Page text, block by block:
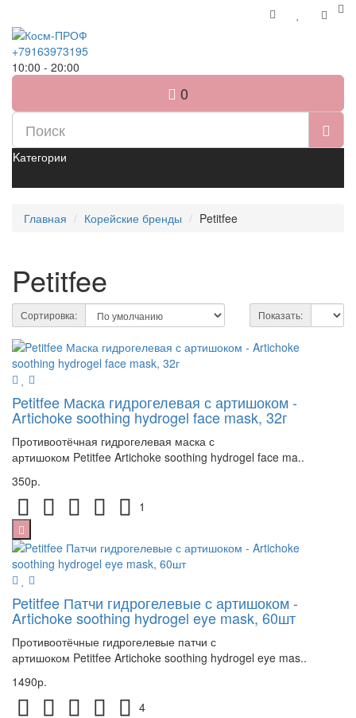
+79163973195
10:00 - 20:00
0
Kатегории
Главная Корейские бренды Petitfee
Petitfee
Сортировка: Показать:
Petitfee Маска гидрогелевая с артишоком -
Artichoke soothing hydrogel face mask, 32г
Противоотёчная гидрогелевая маска с
артишоком Petitfee Artichoke soothing hydrogel face ma..
350р.
1
Petitfee Патчи гидрогелевые с артишоком -
Artichoke soothing hydrogel eye mask, 60шт
Противоотёчные гидрогелевые патчи с
артишоком Petitfee Artichoke soothing hydrogel eye mas..
1490р.
4